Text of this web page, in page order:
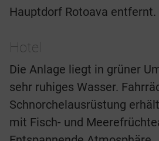
Hauptdorf Rotoava entfernt.
Hotel
Die Anlage liegt in grüner
sehr ruhiges Wasser.
Schnorchelausrüstung
mit Fisch- und